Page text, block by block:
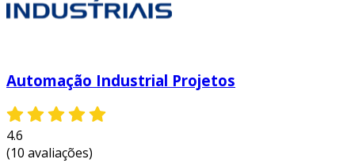
Automação Industrial Projetos
4.6
(10 avaliações)